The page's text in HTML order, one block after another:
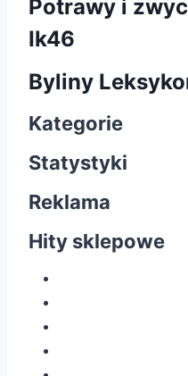
Potrawy i
Ik46
Byliny
Kategorie
Statystyki
Reklama
Hity sklepowe